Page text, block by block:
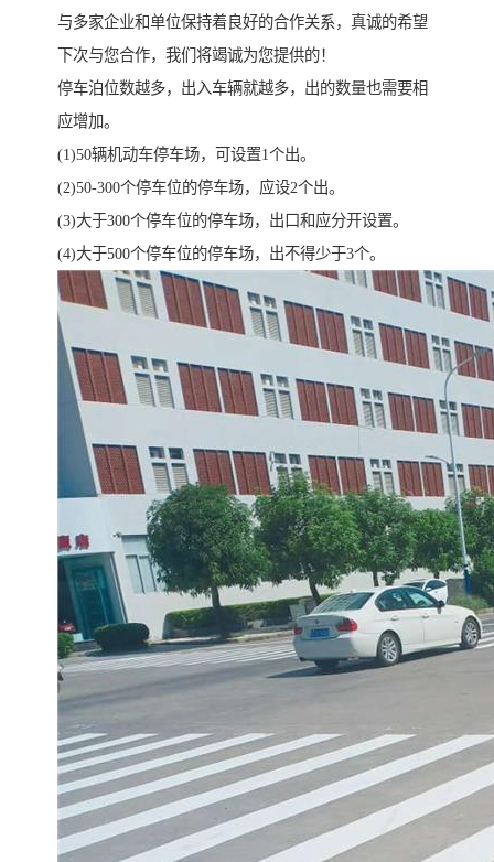
与多家企业和单位保持着良好的合作关系，真诚的希望
下次与您合作，我们将竭诚为您提供的！
停车泊位数越多，出入车辆就越多，出的数量也需要相
应增加。
(1)50辆机动车停车场，可设置1个出。
(2)50-300个停车位的停车场，应设2个出。
(3)大于300个停车位的停车场，出口和应分开设置。
(4)大于500个停车位的停车场，出不得少于3个。